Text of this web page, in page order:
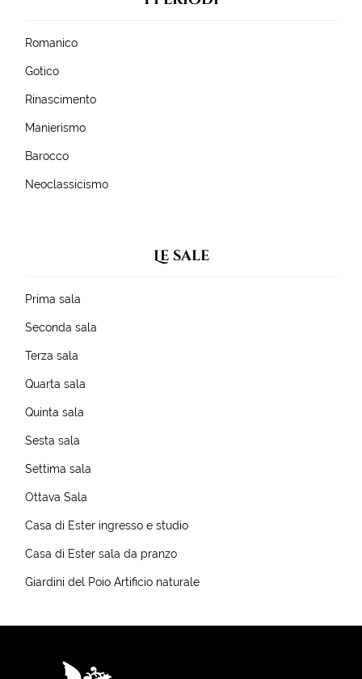
Romanico
Gotico
Rinascimento
Manierismo
Barocco
Neoclassicismo
Le sale
Prima sala
Seconda sala
Terza sala
Quarta sala
Quinta sala
Sesta sala
Settima sala
Ottava Sala
Casa di Ester ingresso e studio
Casa di Ester sala da pranzo
Giardini del Poio Artificio naturale